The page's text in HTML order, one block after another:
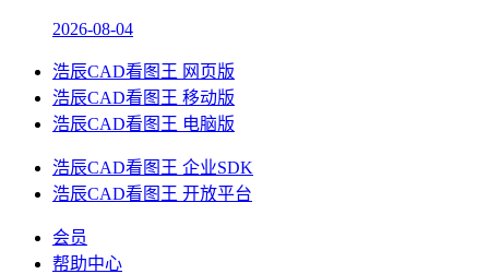
2026-08-04
浩辰CAD看图王 网页版
浩辰CAD看图王 移动版
浩辰CAD看图王 电脑版
浩辰CAD看图王 企业SDK
浩辰CAD看图王 开放平台
会员
帮助中心